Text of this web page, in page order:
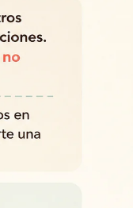
5 días o más
Mujer –